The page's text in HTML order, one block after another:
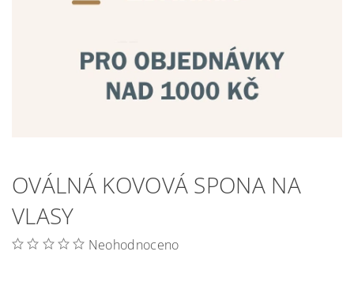
OVÁLNÁ KOVOVÁ SPONA NA
VLASY
Neohodnoceno